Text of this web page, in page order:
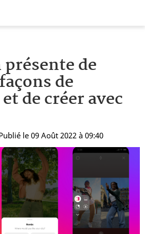
de
de
de créer avec
le 09 Août 2022 à 09:40